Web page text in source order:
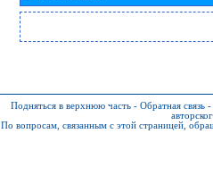
Подняться в верхнюю часть - Обратная связь -
По вопросам, связанным с этой страницей,